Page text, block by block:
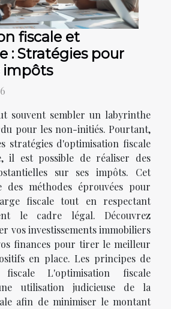
fiscale et
: Stratégies pour
impôts
souvent sembler un labyrinthe
pour les non-initiés. Pourtant,
stratégies d'optimisation fiscale
il est possible de réaliser des
sur ses impôts. Cet
des méthodes éprouvées pour
fiscale tout en respectant
le cadre légal. Découvrez
vos investissements immobiliers
finances pour tirer le meilleur
en place. Les principes de
fiscale L'optimisation fiscale
utilisation judicieuse de la
afin de minimiser le montant